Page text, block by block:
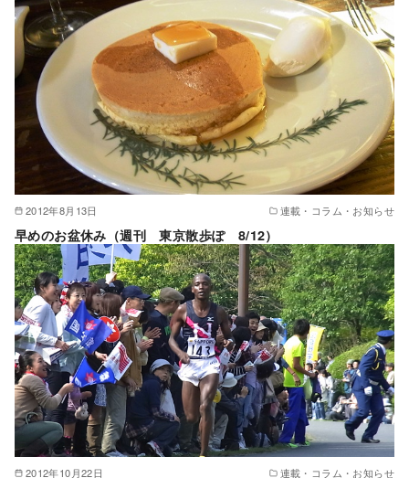
2012年8月13日 連載・コラム・お知らせ
早めのお盆休み（週刊 東京散歩ぽ 8/12）
2012年10月22日 連載・コラム・お知らせ